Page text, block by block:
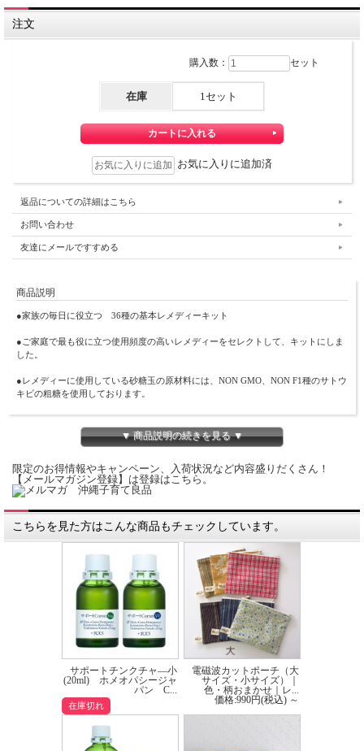
注文
購入数： セット
在庫 1セット
お気に入りに追加済
返品についての詳細はこちら
お問い合わせ
友達にメールですすめる
商品説明
●家族の毎日に役立つ 36種の基本レメディーキット
●ご家庭で最も役に立つ使用頻度の高いレメディーをセレクトして、キットにしま
した。
●レメディーに使用している砂糖玉の原材料には、NON GMO、NON F1種のサトウ
キビの粗糖を使用しております。
ポーテンシー：30C
02：Ant-t. アンチモタート
03：Apis エイピス
04：Arg-n. アージニット
05：Arn. アーニカ
06：Ars. アーセニカム
10：Calen. カレンデュラ
11：Canth. カンサリス
13：Cham. カモミラ
14：Chin. チャイナ
15：Dros. ドロセラ
17：Gels. ジェルセミューム
18：Hep. ヘパソーファー
20：Ign. イグネシア
21：Ip. イペカック
23：Lach. ラカシス
▼ 商品説明の続きを見る ▼
限定のお得情報やキャンペーン、入荷状況など内容盛りだくさん！
【メールマガジン登録】は登録はこちら。
こちらを見た方はこんな商品もチェックしています。
サポートチンクチャ―小
(20ml) ホメオパシージャ
パン C...
在庫切れ
電磁波カットポーチ（大
サイズ・小サイズ）｜
色・柄おまかせ｜レ...
価格:990円(税込) ～